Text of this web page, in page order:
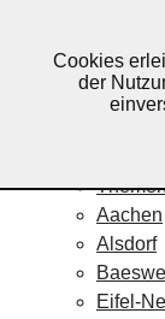
Home
Aachen
Alsdorf
Eifel-
Cookies
der